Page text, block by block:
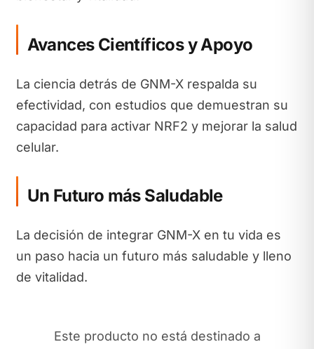
Avances Científicos y Apoyo
La ciencia detrás de GNM-X respalda su
efectividad, con estudios que demuestran su
capacidad para activar NRF2 y mejorar la salud
celular.
Un Futuro más Saludable
La decisión de integrar GNM-X en tu vida es
un paso hacia un futuro más saludable y lleno
de vitalidad.
Este producto no está destinado a